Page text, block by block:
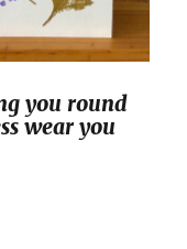
you round
wear you